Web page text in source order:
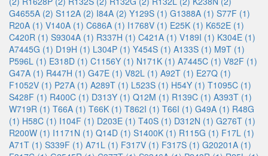
G4655A (2) S112A (2) I84A (2) Y129S (1) G1388A (1) S77F (1)
R20A (1) V140A (1) C686A (1) I1768V (1) E25K (1) K652E (1)
C420R (1) S9304A (1) R337H (1) C421A (1) V189I (1) K304E (1)
A7445G (1) D19H (1) L304P (1) Y454S (1) A133S (1) M9T (1)
P596L (1) E318D (1) C1156Y (1) N171K (1) A7445C (1) V82F (1)
G47A (1) R447H (1) G47E (1) V82L (1) A92T (1) E27Q (1)
F1052V (1) P27A (1) A289T (1) L523S (1) H54Y (1) T1095C (1)
S428F (1) R400C (1) D313Y (1) Q12M (1) R139C (1) A393T (1)
W719R (1) T66A (1) T66K (1) T862I (1) T66I (1) G49A (1) R48G
(1) H58C (1) I104F (1) D203E (1) T40S (1) D312N (1) G276T (1)
R200W (1) I1171N (1) Q14D (1) S1400K (1) R115G (1) F17L (1)
A71T (1) S339F (1) A71L (1) F317V (1) F317S (1) G20201A (1)